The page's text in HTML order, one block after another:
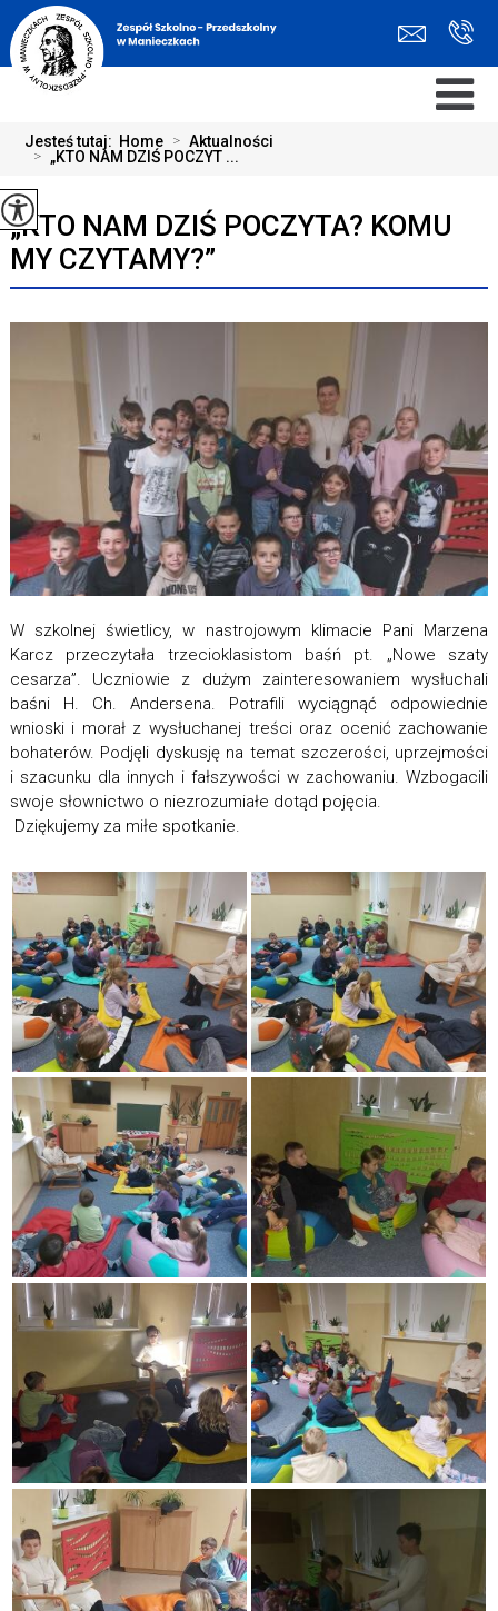
Jesteś tutaj: Home > Aktualności
> „KTO NAM DZIŚ POCZYT ...
„KTO NAM DZIŚ POCZYTA? KOMU
MY CZYTAMY?”
W szkolnej świetlicy, w nastrojowym klimacie Pani Marzena
Karcz przeczytała trzecioklasistom baśń pt. „Nowe szaty
cesarza”. Uczniowie z dużym zainteresowaniem wysłuchali
baśni H. Ch. Andersena. Potrafili wyciągnąć odpowiednie
wnioski i morał z wysłuchanej treści oraz ocenić zachowanie
bohaterów. Podjęli dyskusję na temat szczerości, uprzejmości
i szacunku dla innych i fałszywości w zachowaniu. Wzbogacili
swoje słownictwo o niezrozumiałe dotąd pojęcia.
Dziękujemy za miłe spotkanie.